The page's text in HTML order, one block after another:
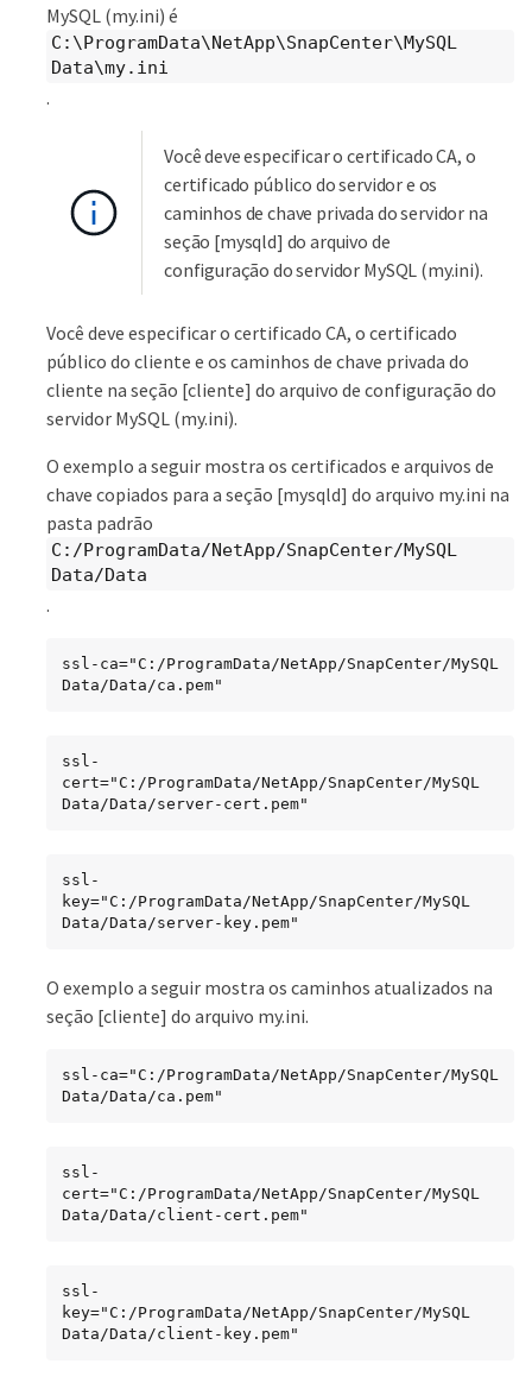
MySQL (my.ini) é
C:\ProgramData\NetApp\SnapCenter\MySQL
Data\my.ini
.
Você deve especificar o certificado CA, o
certificado público do servidor e os
caminhos de chave privada do servidor na
seção [mysqld] do arquivo de
configuração do servidor MySQL (my.ini).
Você deve especificar o certificado CA, o certificado
público do cliente e os caminhos de chave privada do
cliente na seção [cliente] do arquivo de configuração do
servidor MySQL (my.ini).
O exemplo a seguir mostra os certificados e arquivos de
chave copiados para a seção [mysqld] do arquivo my.ini na
pasta padrão
C:/ProgramData/NetApp/SnapCenter/MySQL
Data/Data
.
ssl-ca="C:/ProgramData/NetApp/SnapCenter/MySQL
Data/Data/ca.pem"
ssl-
cert="C:/ProgramData/NetApp/SnapCenter/MySQL
Data/Data/server-cert.pem"
ssl-
key="C:/ProgramData/NetApp/SnapCenter/MySQL
Data/Data/server-key.pem"
O exemplo a seguir mostra os caminhos atualizados na
seção [cliente] do arquivo my.ini.
ssl-ca="C:/ProgramData/NetApp/SnapCenter/MySQL
Data/Data/ca.pem"
ssl-
cert="C:/ProgramData/NetApp/SnapCenter/MySQL
Data/Data/client-cert.pem"
ssl-
key="C:/ProgramData/NetApp/SnapCenter/MySQL
Data/Data/client-key.pem"